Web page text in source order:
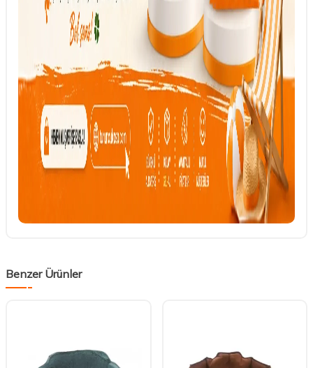
Benzer Ürünler